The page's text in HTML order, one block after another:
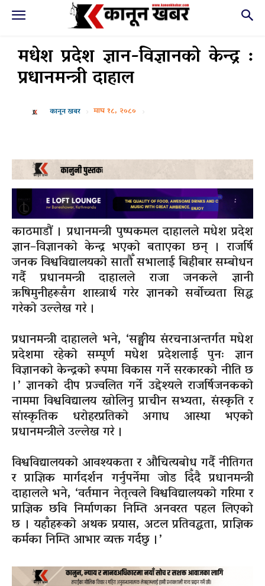
मधेश प्रदेश ज्ञान-विज्ञानको केन्द्र :
प्रधानमन्त्री दाहाल
कानून खबर माघ १८, २०८०
काठमाडौं । प्रधानमन्त्री पुष्पकमल दाहालले मधेश प्रदेश
ज्ञान–विज्ञानको केन्द्र भएको बताएका छन् । राजर्षि
जनक विश्वविद्यालयको सातौँ सभालाई बिहीबार सम्बोधन
गर्दै प्रधानमन्त्री दाहालले राजा जनकले ज्ञानी
ऋषिमुनीहरूसँग शास्त्रार्थ गरेर ज्ञानको सर्वोच्चता सिद्ध
गरेको उल्लेख गरे ।
प्रधानमन्त्री दाहालले भने, ‘सङ्घीय संरचनाअन्तर्गत मधेश
प्रदेशमा रहेको सम्पूर्ण मधेश प्रदेशलाई पुनः ज्ञान
विज्ञानको केन्द्रको रूपमा विकास गर्ने सरकारको नीति छ
।’ ज्ञानको दीप प्रज्वलित गर्ने उद्देश्यले राजर्षिजनकको
नाममा विश्वविद्यालय खोलिनु प्राचीन सभ्यता, संस्कृति र
सांस्कृतिक धरोहरप्रतिको अगाध आस्था भएको
प्रधानमन्त्रीले उल्लेख गरे ।
विश्वविद्यालयको आवश्यकता र औचित्यबोध गर्दै नीतिगत
र प्राज्ञिक मार्गदर्शन गर्नुपर्नेमा जोड दिँदै प्रधानमन्त्री
दाहालले भने, ‘वर्तमान नेतृत्वले विश्वविद्यालयको गरिमा र
प्राज्ञिक छवि निर्माणका निम्ति अनवरत पहल लिएको
छ । यहाँहरूको अथक प्रयास, अटल प्रतिवद्धता, प्राज्ञिक
कर्मका निम्ति आभार व्यक्त गर्दछु ।’